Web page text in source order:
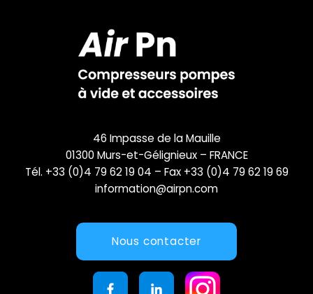
46 Impasse de la Mauille
01300 Murs-et-Gélignieux – FRANCE
Tél. +33 (0)4 79 62 19 04 – Fax +33 (0)4 79 62 19 69
information@airpn.com
Nous contacter